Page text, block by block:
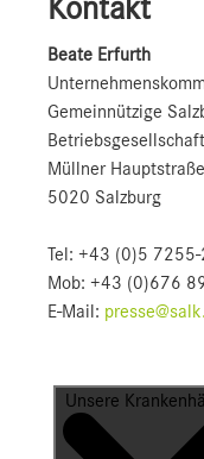
Kontakt
Beate Erfurth
Gemeinnützige
Müllner
5020 Salzburg
Tel: +43 (0)5
Mob: +43 (0)676
E-Mail:
Unsere